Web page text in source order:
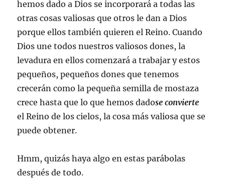
hemos dado a Dios se incorporará a todas las
otras cosas valiosas que otros le dan a Dios
porque ellos también quieren el Reino. Cuando
Dios une todos nuestros valiosos dones, la
levadura en ellos comenzará a trabajar y estos
pequeños, pequeños dones que tenemos
crecerán como la pequeña semilla de mostaza
crece hasta que lo que hemos dadose convierte
el Reino de los cielos, la cosa más valiosa que se
puede obtener.
Hmm, quizás haya algo en estas parábolas
después de todo.